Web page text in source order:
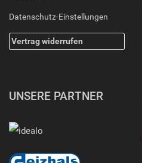
Datenschutz-Einstellungen
Vertrag widerrufen
UNSERE PARTNER